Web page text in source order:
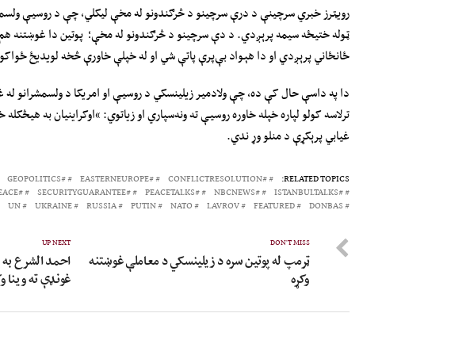
رویټرز خبري سرچینې د درې سرچینو د څرګندونو له مخې لیکلي، چې د روسیې
ټوله ختیځه سیمه پرېږدي. د دې سرچینو د څرګندونو له مخې؛ پوتین دا غوښتنه
ځانځاني پرېږدي او دا هېواد بې‌پرې پاتې شي او له خپلې خاورې څخه لویدیځ
دا په داسې حال کې ده، چې ولادمیر زیلینسکي د روسیې او امریکا د ولسمشرانو
ترلاسه کولو لپاره خپله خاوره روسیې ته ونه‌سپاري او زیاتوي: “اوکراینیان به
غیابي پرېکړې د منلو وړ ندي.
RELATED TOPICS:
#CONFLICTRESOLUTION
#EASTERNEUROPE
#GEOPOLITICS
#ISTANBULTALKS
#NBCNEWS
#PEACETALKS
#SECURITYGUARANTEE
#WARANDPEACE
DONBAS
FEATURED
LAVROV
NATO
PUTIN
RUSSIA
UKRAINE
UN
UP NEXT
احمد الشرع به
غونډې ته وینا
DON'T MISS
ټرمپ له پوتین سره د زیلینسکي د معاملې غوښتنه
وکړه